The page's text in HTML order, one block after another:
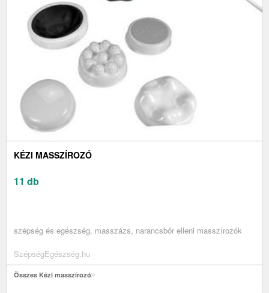
KÉZI MASSZÍROZÓ
11 db
szépség és egészség, masszázs, narancsbőr elleni masszírozók
SzépségEgészség.hu
Összes Kézi masszírozó